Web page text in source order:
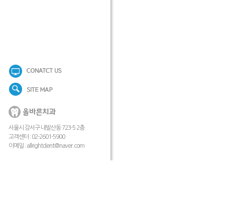
서울시 강서구 내발산동 723-5 2층
고객센터 : 02-2601-5900
이메일 : allrightdent@naver.com